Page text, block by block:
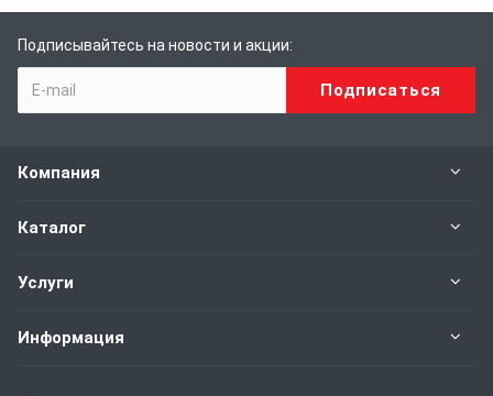
Подписывайтесь на новости и акции:
Компания
Каталог
Услуги
Информация